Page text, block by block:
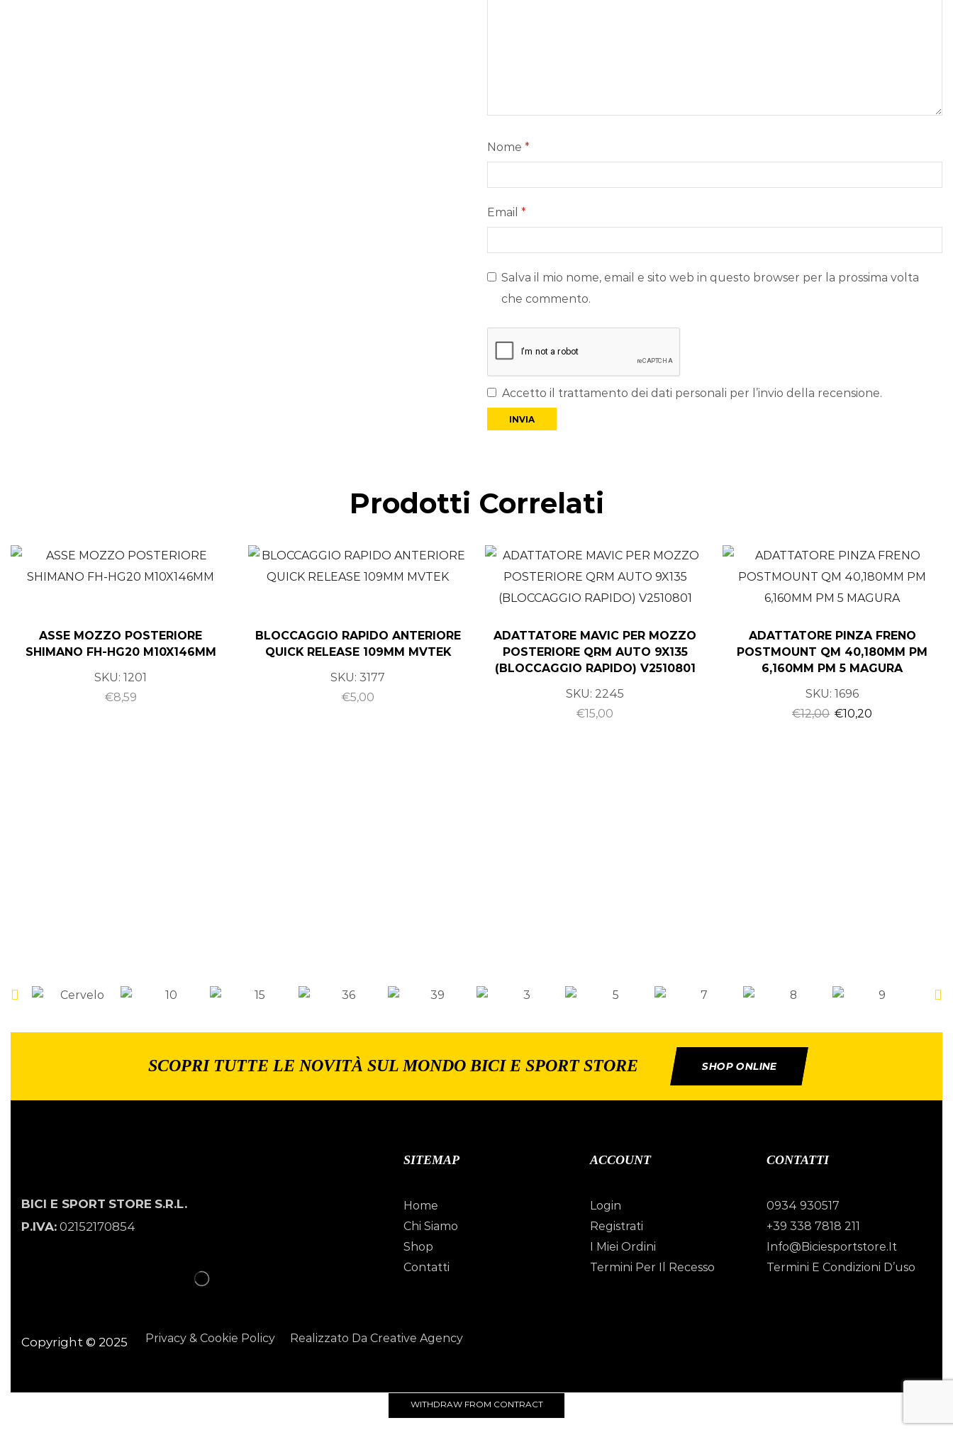
Nome *
Email *
Salva il mio nome, email e sito web in questo browser per la prossima volta
che commento.
Accetto il trattamento dei dati personali per l’invio della recensione.
Prodotti Correlati
ASSE MOZZO POSTERIORE
SHIMANO FH-HG20 M10X146MM
SKU:1201
€8,59
BLOCCAGGIO RAPIDO ANTERIORE
QUICK RELEASE 109MM MVTEK
SKU:3177
€5,00
ADATTATORE MAVIC PER MOZZO
POSTERIORE QRM AUTO 9X135
(BLOCCAGGIO RAPIDO) V2510801
SKU: 2245
€15,00
ADATTATORE PINZA FRENO
POSTMOUNT QM 40,180MM PM
6,160MM PM 5 MAGURA
SKU:1696
€12,00 €10,20
SCOPRI TUTTE LE NOVITÀ SUL MONDO BICI E SPORT STORE SHOP ONLINE
BICI E SPORT STORE S.R.L.
P.IVA: 02152170854
SITEMAP
Home
Chi Siamo
Shop
Contatti
ACCOUNT
Login
Registrati
I Miei Ordini
Termini Per Il Recesso
CONTATTI
0934 930517
+39 338 7818 211
Info@biciesportstore.it
Termini E Condizioni D’uso
Copyright © 2025 Privacy & Cookie Policy Realizzato Da Creative Agency
WITHDRAW FROM CONTRACT